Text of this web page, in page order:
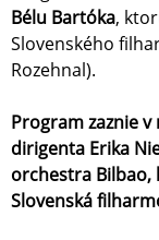
Bélu Bartóka,
Slovenského
Rozehnal).
Program zaznie
dirigenta Erika
orchestra
Slovenská